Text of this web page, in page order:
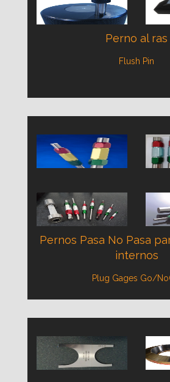
Perno al ras
Flush Pin
Pernos Pasa No Pasa
internos
Plug Gages Go/